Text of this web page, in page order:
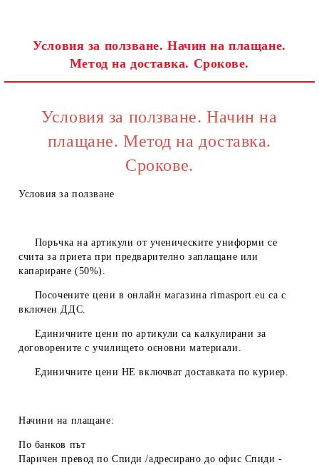
Съгласен съм сПолитиката за лични данни
Условия за ползване. Начин на плащане.
Метод на доставка. Срокове.
Условия за ползване. Начин на
плащане. Метод на доставка.
Срокове.
Условия за ползване
Поръчка на артикули от ученическите униформи се
счита за приета при предварително заплащане или
капариране (50%).
Посочените цени в онлайн магазина rimasport.eu са с
включен ДДС.
Единичните цени по артикули са калкулирани за
договорените с училището основни материали.
Единичните цени НЕвключват доставката по куриер.
Начини на плащане:
По банков път
Паричен превод по Спиди /адресирано до офис Спиди -